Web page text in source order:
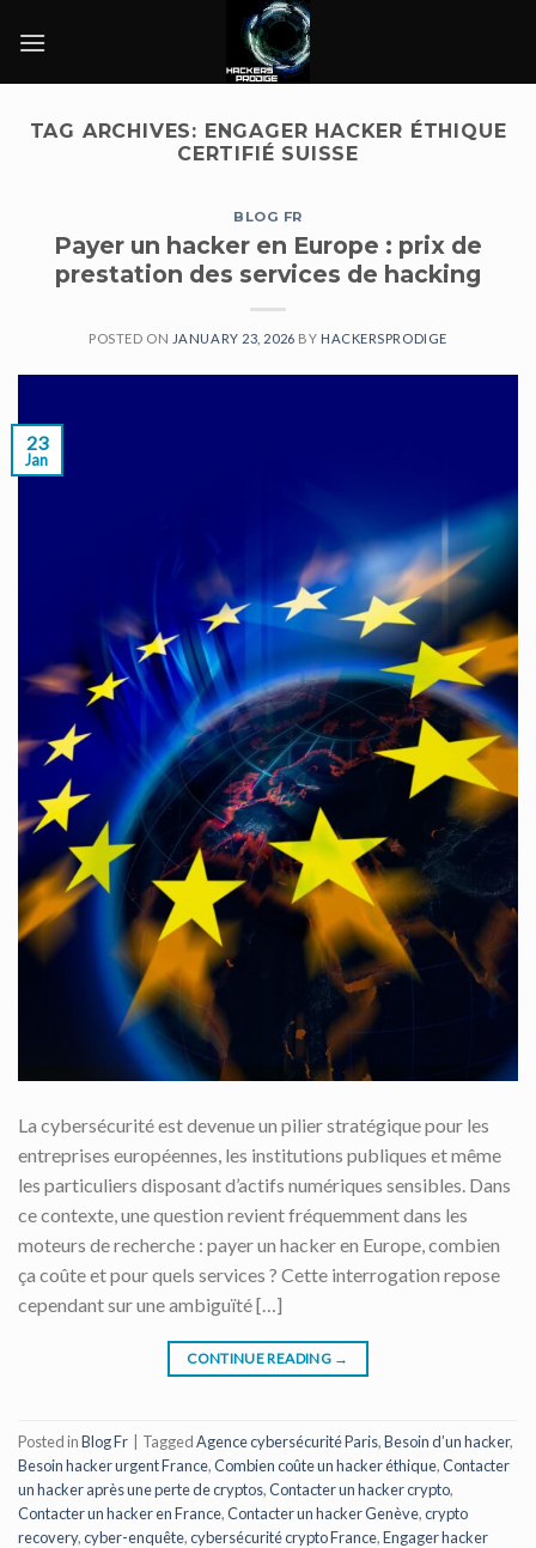
TAG ARCHIVES: ENGAGER HACKER ÉTHIQUE
CERTIFIÉ SUISSE
BLOG FR
Payer un hacker en Europe : prix de
prestation des services de hacking
POSTED ON JANUARY 23, 2026 BY HACKERSPRODIGE
23
Jan
La cybersécurité est devenue un pilier stratégique pour les
entreprises européennes, les institutions publiques et même
les particuliers disposant d’actifs numériques sensibles. Dans
ce contexte, une question revient fréquemment dans les
moteurs de recherche : payer un hacker en Europe, combien
ça coûte et pour quels services ? Cette interrogation repose
cependant sur une ambiguïté […]
CONTINUE READING →
Posted inBlog Fr TaggedAgence cybersécurité Paris,Besoin d’un hacker,
Besoin hacker urgent France,Combien coûte un hacker éthique,Contacter
un hacker après une perte de cryptos,Contacter un hacker crypto,
Contacter un hacker en France,Contacter un hacker Genève,crypto
recovery,cyber-enquête,cybersécurité crypto France,Engager hacker